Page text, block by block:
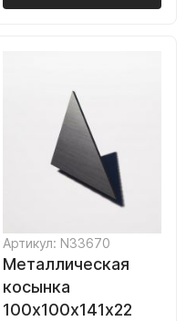
Артикул: N33670
Металлическая
косынка
100х100х141х22